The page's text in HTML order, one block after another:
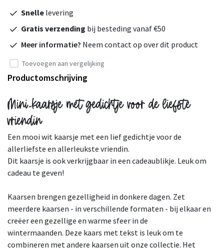
Snelle levering
Gratis verzending bij besteding vanaf €50
Meer informatie? Neem contact op over dit product
Toevoegen aan vergelijking
Productomschrijving
Mini-kaarsje met gedichtje voor de liefste
vriendin
Een mooi wit kaarsje met een lief gedichtje voor de
allerliefste en allerleukste vriendin.
Dit kaarsje is ook verkrijgbaar in een cadeaublikje. Leuk om
cadeau te geven!
Kaarsen brengen gezelligheid in donkere dagen. Zet
meerdere kaarsen - in verschillende formaten - bij elkaar en
creëer een gezellige en warme sfeer in de
wintermaanden. Deze kaars met tekst is leuk om te
combineren met andere kaarsen uit onze collectie. Het